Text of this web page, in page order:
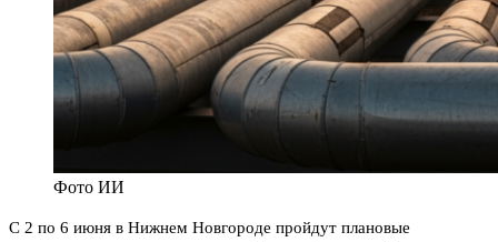
Фото ИИ
С 2 по 6 июня в Нижнем Новгороде пройдут плановые